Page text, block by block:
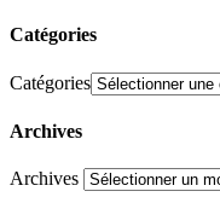
Catégories
Catégories
Archives
Archives